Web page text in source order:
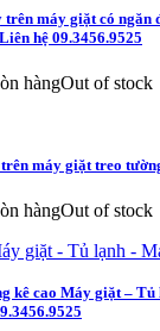
trên máy giặt có ngăn
hệ 09.3456.9525
hàngOut of stock
máy giặt treo
hàngOut of stock
kê cao Máy giặt –